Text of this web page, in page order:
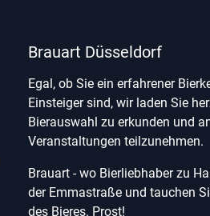
Brauart Düsseldorf
Egal, ob Sie ein erfahrener
Einsteiger sind, wir laden Sie
Bierauswahl zu erkunden und
Veranstaltungen teilzunehmen.
Brauart - wo Bierliebhaber zu
der Emmastraße und tauchen
des Bieres. Prost!